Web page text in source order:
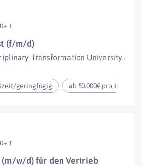
T
(f/m/d)
Transformation University
geringfügig ab 50.000€ pro Jahr
T
(m/w/d) für den Vertrieb